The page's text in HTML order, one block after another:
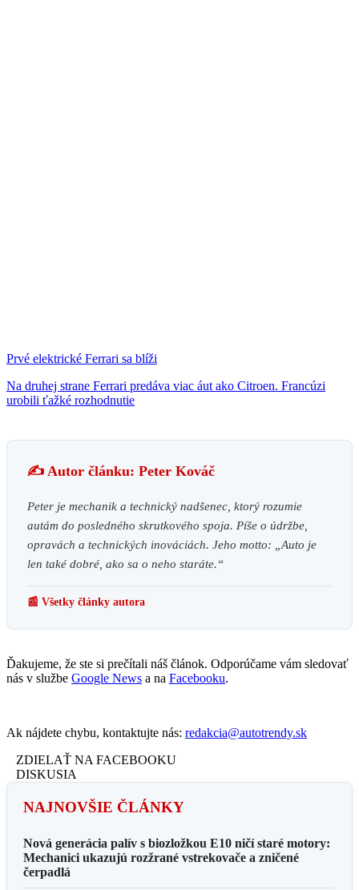
Prvé elektrické Ferrari sa blíži
Na druhej strane Ferrari predáva viac áut ako Citroen. Francúzi
urobili ťažké rozhodnutie
✍️ Autor článku: Peter Kováč
Peter je mechanik a technický nadšenec, ktorý rozumie
autám do posledného skrutkového spoja. Píše o údržbe,
opravách a technických inováciách. Jeho motto: „Auto je
len také dobré, ako sa o neho staráte.“
📰 Všetky články autora
Ďakujeme, že ste si prečítali náš článok. Odporúčame vám sledovať
nás v službe Google News a na Facebooku.
Ak nájdete chybu, kontaktujte nás: redakcia@autotrendy.sk
ZDIELAŤ NA FACEBOOKU
DISKUSIA
NAJNOVŠIE ČLÁNKY
Nová generácia palív s biozložkou E10 ničí staré motory:
Mechanici ukazujú rozžrané vstrekovače a zničené
čerpadlá